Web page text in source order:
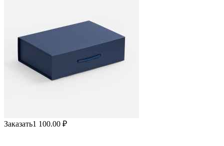
Заказать1 100.00 ₽